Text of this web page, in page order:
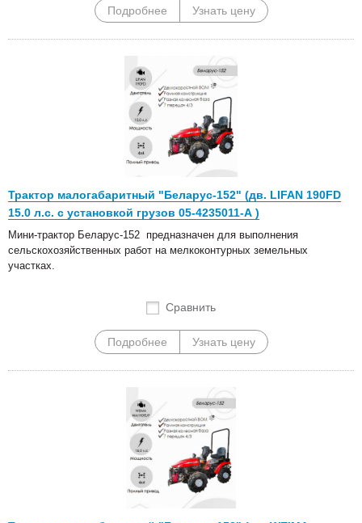
Подробнее Узнать цену
Трактор малогабаритный "Беларус-152" (дв. LIFAN 190FD
15.0 л.с. с установкой грузов 05-4235011-А )
Мини-трактор Беларус-152 предназначен для выполнения
сельскохозяйственных работ на мелкоконтурных земельных
участках.
Сравнить
Подробнее Узнать цену